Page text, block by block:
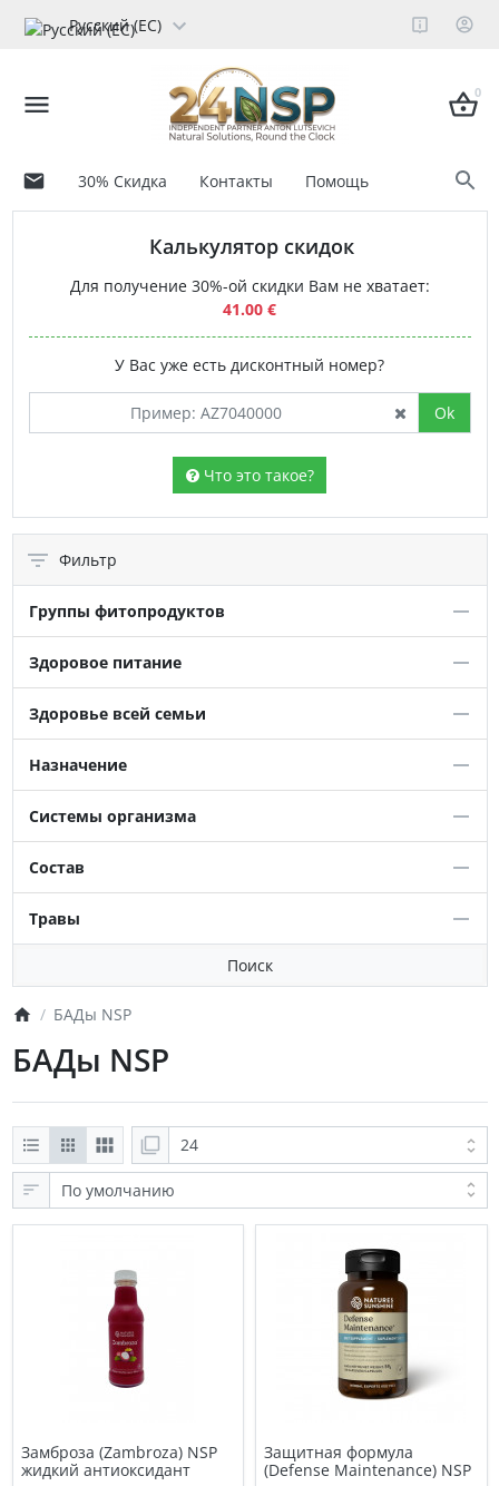
Русский (ЕС)
0
30% Скидка Контакты Помощь
Калькулятор скидок
Для получение 30%-ой скидки Вам не хватает:
41.00 €
У Вас уже есть дисконтный номер?
Ok
Что это такое?
Фильтр
Группы фитопродуктов
Здоровое питание
Здоровье всей семьи
Назначение
Системы организма
Состав
Травы
Поиск
БАДы NSP
БАДы NSP
Замброза (Zambroza) NSP
жидкий антиоксидант
Защитная формула
(Defense Maintenance) NSP